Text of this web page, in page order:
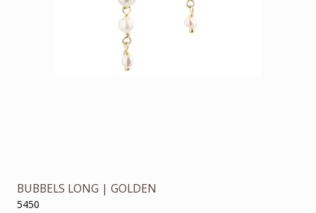
BUBBELS LONG | GOLDEN
5450